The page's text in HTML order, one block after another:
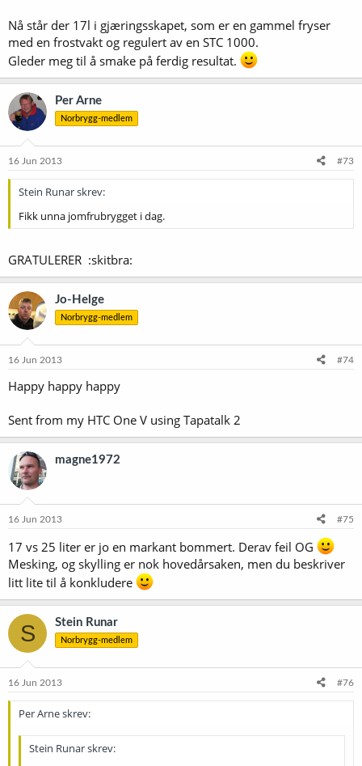
Nå står der 17l i gjæringsskapet, som er en gammel fryser
med en frostvakt og regulert av en STC 1000.
Gleder meg til å smake på ferdig resultat.
Per Arne
Norbrygg-medlem
16 Jun 2013 #73
Stein Runar skrev:
Fikk unna jomfrubrygget i dag.
GRATULERER :skitbra:
Jo-Helge
Norbrygg-medlem
16 Jun 2013 #74
Happy happy happy
Sent from my HTC One V using Tapatalk 2
magne1972
16 Jun 2013 #75
17 vs 25 liter er jo en markant bommert. Derav feil OG
Mesking, og skylling er nok hovedårsaken, men du beskriver
litt lite til å konkludere
S Stein Runar
Norbrygg-medlem
16 Jun 2013 #76
Per Arne skrev:
Stein Runar skrev: